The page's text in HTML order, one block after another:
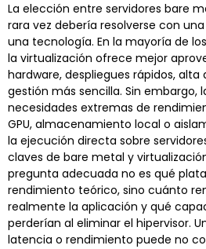
La elección entre servidores bare
rara vez debería resolverse con
una tecnología. En la mayoría de
la virtualización ofrece mejor
hardware, despliegues rápidos, alta
gestión más sencilla. Sin embargo,
necesidades extremas de
GPU, almacenamiento local o
la ejecución directa sobre
claves de bare metal y
pregunta adecuada no es qué
rendimiento teórico, sino cuánto
realmente la aplicación y qué
perderían al eliminar el hipervisor.
latencia o rendimiento puede no